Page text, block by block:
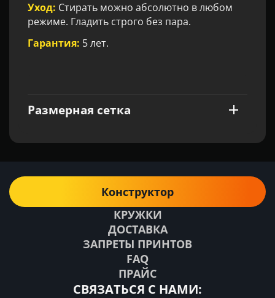
Уход: Стирать можно абсолютно в любом
режиме. Гладить строго без пара.
Гарантия: 5 лет.
Размерная сетка
СВЯЗАТЬСЯ С НАМИ:
КРУЖКИ
ДОСТАВКА
ЗАПРЕТЫ ПРИНТОВ
FAQ
ПРАЙС
Конструктор